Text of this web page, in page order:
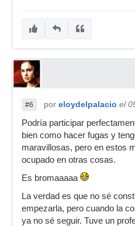
#6 por eloydelpalacio el
Podría participar
bien como hacer fugas y
maravillosas, pero en estos
ocupado en otras cosas.
Es bromaaaaa
La verdad es que no sé
empezarla, pero cuando la
ya no sé seguir. Tuve un